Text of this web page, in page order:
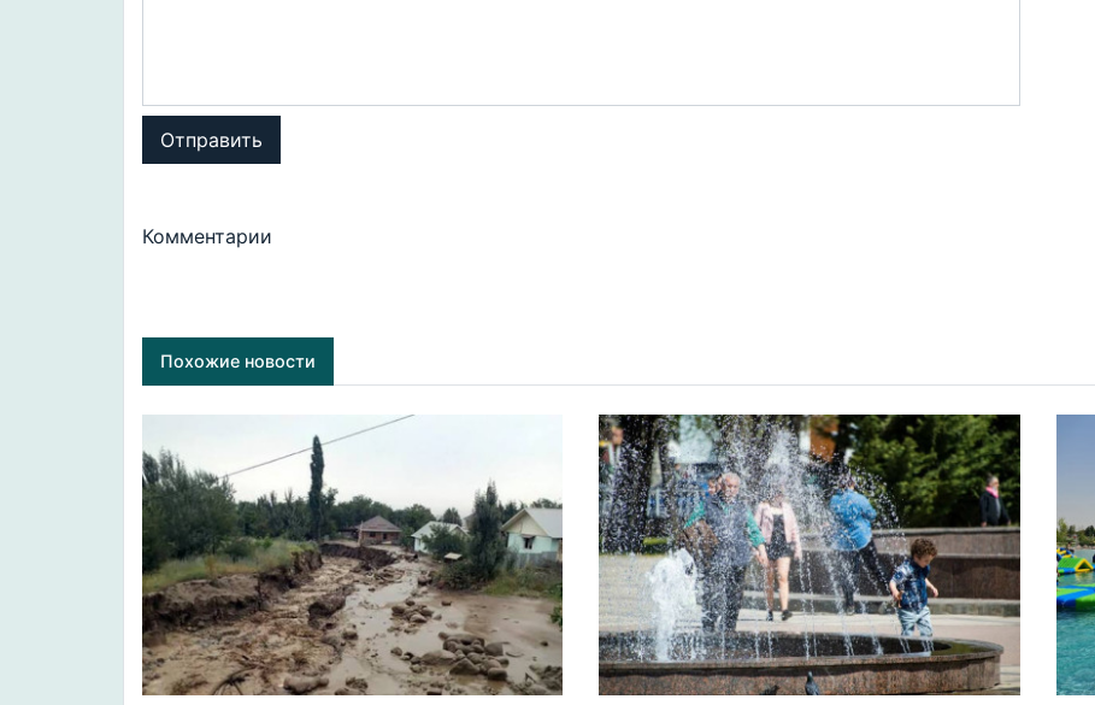
Отправить
Комментарии
Похожие новости